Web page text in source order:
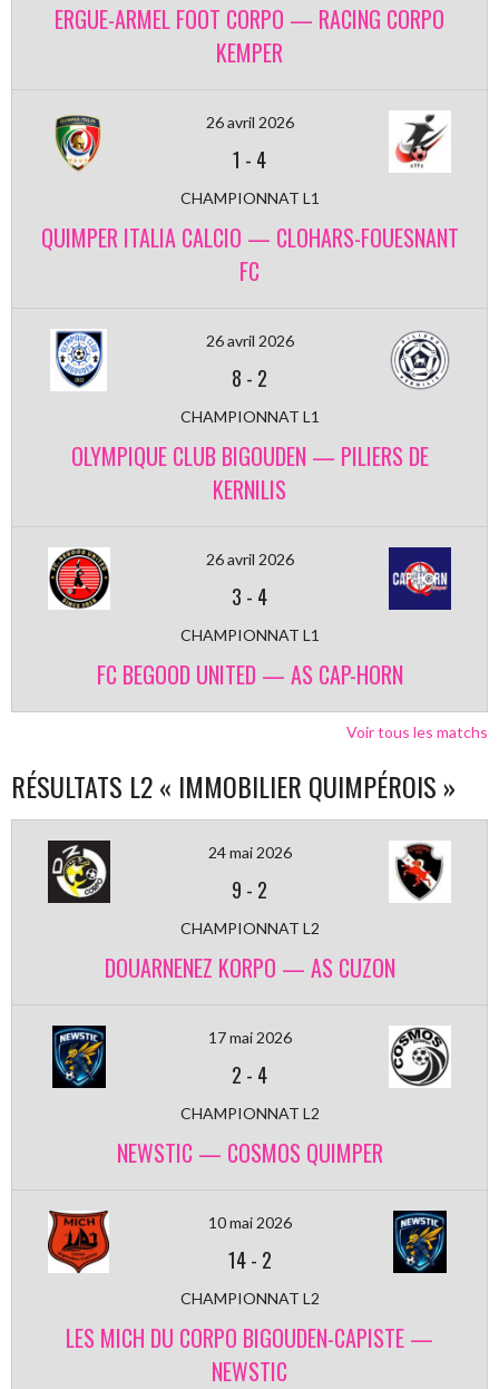
ERGUE-ARMEL FOOT CORPO — RACING CORPO
KEMPER
26 avril 2026
1 - 4
CHAMPIONNAT L1
QUIMPER ITALIA CALCIO — CLOHARS-FOUESNANT
FC
26 avril 2026
8 - 2
CHAMPIONNAT L1
OLYMPIQUE CLUB BIGOUDEN — PILIERS DE
KERNILIS
26 avril 2026
3 - 4
CHAMPIONNAT L1
FC BEGOOD UNITED — AS CAP-HORN
Voir tous les matchs
RÉSULTATS L2 « IMMOBILIER QUIMPÉROIS »
24 mai 2026
9 - 2
CHAMPIONNAT L2
DOUARNENEZ KORPO — AS CUZON
17 mai 2026
2 - 4
CHAMPIONNAT L2
NEWSTIC — COSMOS QUIMPER
10 mai 2026
14- 2
CHAMPIONNAT L2
LES MICH DU CORPO BIGOUDEN-CAPISTE —
NEWSTIC